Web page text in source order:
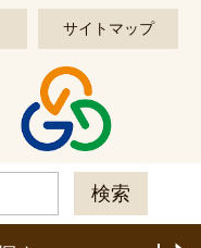
サイトマップ